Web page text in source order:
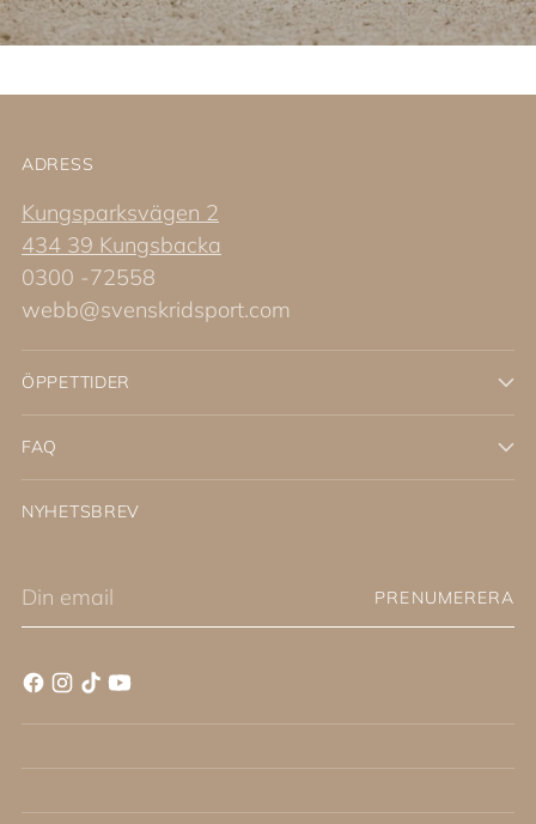
ADRESS
Kungsparksvägen 2
434 39 Kungsbacka
0300 -72558
webb@svenskridsport.com
ÖPPETTIDER
FAQ
NYHETSBREV
Din
PRENUMERERA